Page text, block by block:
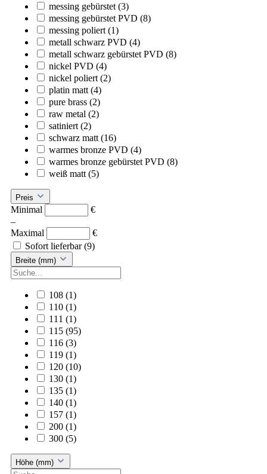
messing gebürstet (3)
messing gebürstet PVD (8)
messing poliert (1)
metall schwarz PVD (4)
metall schwarz gebürstet PVD (8)
nickel PVD (4)
nickel poliert (2)
platin matt (4)
pure brass (2)
raw metal (2)
satiniert (2)
schwarz matt (16)
warmes bronze PVD (4)
warmes bronze gebürstet PVD (8)
weiß matt (5)
Preis
Minimal
€
–
Maximal
€
Sofort lieferbar(9)
Breite (mm)
108 (1)
110 (1)
111 (1)
115 (95)
116 (3)
119 (1)
120 (10)
130 (1)
135 (1)
140 (1)
157 (1)
200 (1)
300 (5)
Höhe (mm)